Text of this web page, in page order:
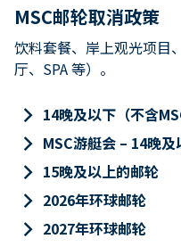
MSC邮轮取消政策
饮料套餐、岸上观光项目
厅、SPA 等）。
keyboard_arrow_right 14晚及以下（不含
keyboard_arrow_right MSC游艇会 – 14晚及
keyboard_arrow_right 15晚及以上的邮轮
keyboard_arrow_right 2026年环球邮轮
keyboard_arrow_right 2027年环球邮轮